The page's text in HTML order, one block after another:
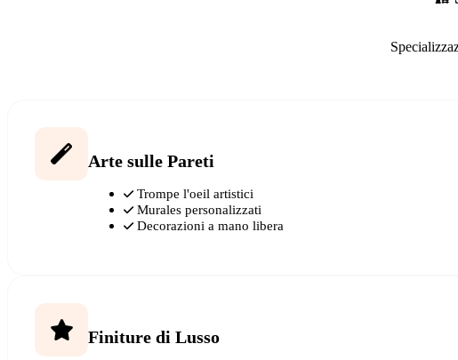
Arte sulle Pareti
Trompe l'oeil artistici
Murales personalizzati
Decorazioni a mano libera
Finiture di Lusso